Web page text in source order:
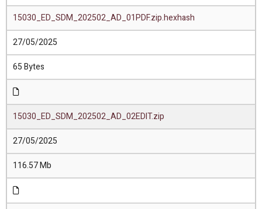
15030_ED_SDM_202502_AD_01PDF.zip.hexhash
27/05/2025
65 Bytes
15030_ED_SDM_202502_AD_02EDIT.zip
27/05/2025
116.57 Mb